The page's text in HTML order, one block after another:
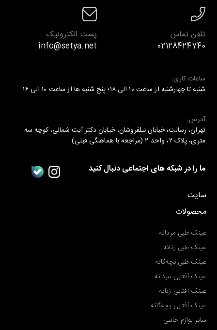
تلفن تماس
02128424740
پست الکترونیک
info@setya.net
ساعات کاری:
شنبه تا چهارشنبه از ساعت ۱۰ الی ۱۸؛ پنج شنبه ها از ساعت ۱۰ الی ۱۶
آدرس:
تهران، رسالت، خیابان نیلفروشان، خیابان دکتر آیت شمالی، کوچه سه
متری، پلاک ۲، واحد ۲ (مراجعه با هماهنگی قبلی)
ما را در شبکه های اجتماعی دنبال کنید
سایت
محصولات
عینک طبی مردانه
عینک طبی زنانه
عینک طبی بچه‌گانه
عینک آفتابی مردانه
عینک آفتابی زنانه
عینک آفتابی بچه‌گانه
سایر لوازم جانبی